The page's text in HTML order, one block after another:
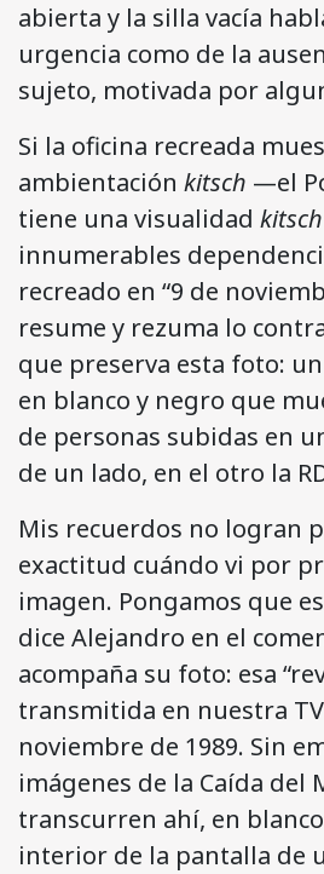
abierta y la silla vacía
urgencia como de la
sujeto, motivada por
Si la oficina recreada
ambientación kitsch —el
tiene una visualidad kitsch
innumerables
recreado en “9 de
resume y rezuma lo
que preserva esta foto:
en blanco y negro que
de personas subidas en
de un lado, en el otro la
Mis recuerdos no logran
exactitud cuándo vi por
imagen. Pongamos que
dice Alejandro en el
acompaña su foto: esa
transmitida en nuestra
noviembre de 1989. Sin
imágenes de la Caída del
transcurren ahí, en
interior de la pantalla de